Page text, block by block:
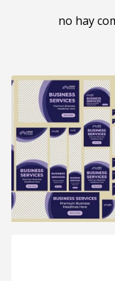
no hay